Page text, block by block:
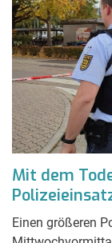
Mit dem
Einen größeren